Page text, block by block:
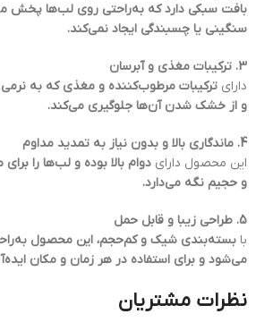
بافت سبکی دارد که به‌راحتی روی لب‌ها
سنگینی یا چسبندگی ایجاد نمی‌کند.
3. ترکیبات مغذی و آبرسان
دارای ترکیبات مرطوب‌کننده و مغذی که به
و از خشک شدن آن‌ها جلوگیری می‌کند.
4. ماندگاری بالا و بدون نیاز به تمدید مداوم
این محصول دارای دوام بالا بوده و لب‌ها را
و حجیم نگه می‌دارد.
5. طراحی زیبا و قابل حمل
با بسته‌بندی شیک و کم‌حجم، این محصول
می‌شود و برای استفاده در هر زمان و مکان
نظرات مشتریان